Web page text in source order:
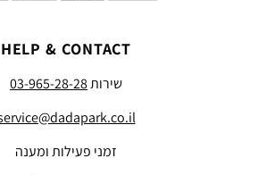
HELP & CONTACT
שירות03-965-28-28
service@dadapark.co.il
זמני פעילות ומענה